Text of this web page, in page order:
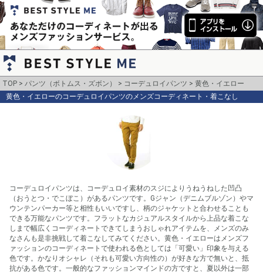
TOP パンツ（ボトムス・ズボン） コーデュロイパンツ
黄色・イエロー
黄色・イエローのコーデュロイパンツのメンズコーディネート・着こなし
コーデュロイパンツは、コーデュロイ素材のスジによりうねうねした凹凸
（おうとつ・でこぼこ）があるパンツです。Gジャン（デニムブルゾン）やマ
ウンテンパーカー等と相性もいいですし、柄のジャケットと合わせることも
できる万能なパンツです。フラットなカジュアルスタイルから上品な着こな
しまで幅広くコーディネートできてしまうおしゃれアイテムを、メンズのみ
なさんも是非挑戦して着こなしてみてください。黄色・イエローはメンズフ
ァッションのコーディネートで使われる色としては「可愛い」印象を与える
色です。かなりオシャレ（それも可愛い方向性の）が好きな方で無いと、抵
抗がある色です。一般的なファッションマインドの方ですと、夏以外は一部